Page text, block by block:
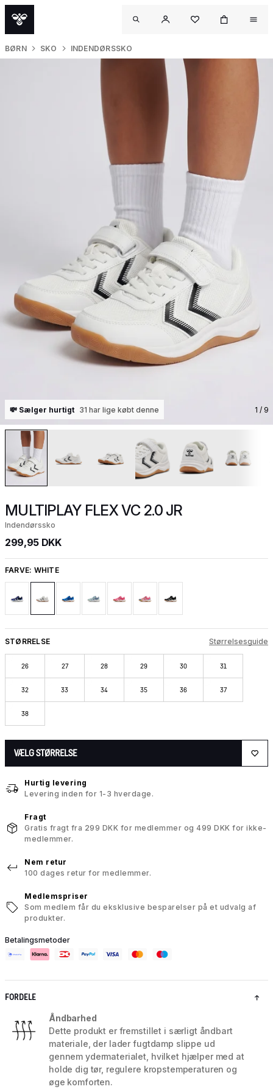
BØRN SKO INDENDØRSSKO
💸 Sælger hurtigt 31 har lige købt denne 1 / 9
MULTIPLAY FLEX VC 2.0 JR
Indendørssko
299,95 DKK
FARVE: WHITE
STØRRELSE Størrelsesguide
26 27 28 29 30 31
32 33 34 35 36 37
38
VÆLG STØRRELSE
Hurtig levering
Levering inden for 1-3 hverdage.
Fragt
Gratis fragt fra 299 DKK for medlemmer og 499 DKK for ikke-
medlemmer.
Nem retur
100 dages retur for medlemmer.
Medlemspriser
Som medlem får du eksklusive besparelser på et udvalg af
produkter.
Betalingsmetoder
FORDELE
Åndbarhed
Dette produkt er fremstillet i særligt åndbart
materiale, der lader fugtdamp slippe ud
gennem ydermaterialet, hvilket hjælper med at
holde dig tør, regulere kropstemperaturen og
øge komforten.